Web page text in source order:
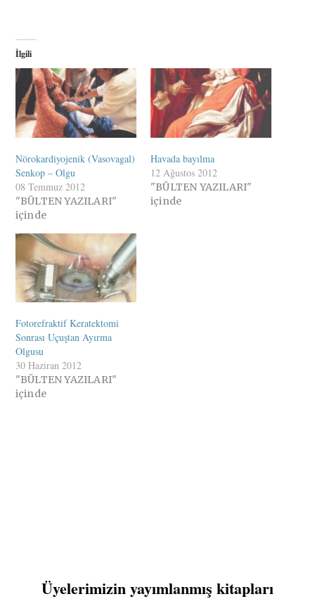
İlgili
Nörokardiyojenik (Vasovagal)
Senkop – Olgu
08 Temmuz 2012
"BÜLTEN YAZILARI"
içinde
Havada bayılma
12 Ağustos 2012
"BÜLTEN YAZILARI"
içinde
Fotorefraktif Keratektomi
Sonrası Uçuştan Ayırma
Olgusu
30 Haziran 2012
"BÜLTEN YAZILARI"
içinde
Üyelerimizin yayımlanmış kitapları